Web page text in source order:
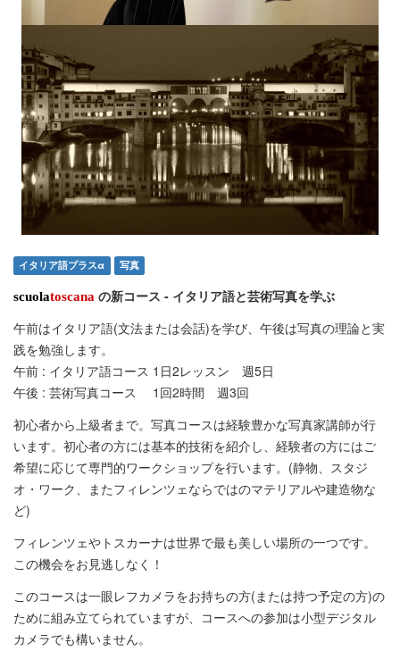
イタリア語プラスα 写真
scuolatoscana の新コース - イタリア語と芸術写真を学ぶ
午前はイタリア語(文法または会話)を学び、午後は写真の理論と実
践を勉強します。
午前 : イタリア語コース 1日2レッスン 週5日
午後 : 芸術写真コース 1回2時間 週3回
初心者から上級者まで。写真コースは経験豊かな写真家講師が行
います。初心者の方には基本的技術を紹介し、経験者の方にはご
希望に応じて専門的ワークショップを行います。(静物、スタジ
オ・ワーク、またフィレンツェならではのマテリアルや建造物な
ど)
フィレンツェやトスカーナは世界で最も美しい場所の一つです。
この機会をお見逃しなく！
このコースは一眼レフカメラをお持ちの方(または持つ予定の方)の
ために組み立てられていますが、コースへの参加は小型デジタル
カメラでも構いません。